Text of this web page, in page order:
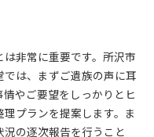
非常に重要です。所沢市
は、まずご遺族の声に耳
やご要望をしっかりとヒ
プランを提案します。ま
の逐次報告を行うこと